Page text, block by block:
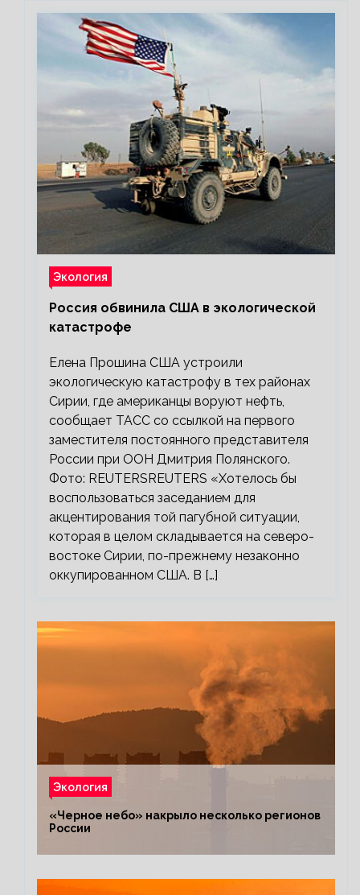
Экология
Россия обвинила США в экологической
катастрофе
Елена Прошина США устроили
экологическую катастрофу в тех районах
Сирии, где американцы воруют нефть,
сообщает ТАСС со ссылкой на первого
заместителя постоянного представителя
России при ООН Дмитрия Полянского.
Фото: REUTERSREUTERS «Хотелось бы
воспользоваться заседанием для
акцентирования той пагубной ситуации,
которая в целом складывается на северо-
востоке Сирии, по-прежнему незаконно
оккупированном США. В […]
Экология
«Черное небо» накрыло несколько регионов
России